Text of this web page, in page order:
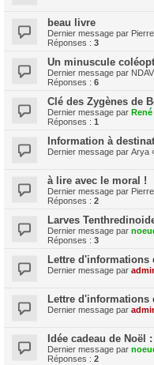
beau livre
Dernier message par
Réponses : 3
Un minuscule
Dernier message par
Réponses : 6
Clé des Zygènes de
Dernier message par René
Réponses : 1
Information à
Dernier message par Arya
à lire avec le moral !
Dernier message par
Réponses : 2
Larves
Dernier message par
Réponses : 3
Lettre d'informations
Dernier message par
Lettre d'informations
Dernier message par
Idée cadeau de Noël
Dernier message par
Réponses : 2